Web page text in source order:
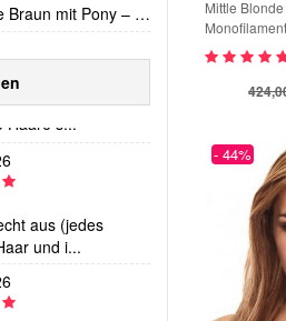
Mittle
- 44%
Kappe
Fantastische Gerade Kappenlos Wunderbare Echthaar Perücke
105,00 €
167,00 €
ist super! Die
aus...
leichte Perücke,
s...
aus (jedes
und i...